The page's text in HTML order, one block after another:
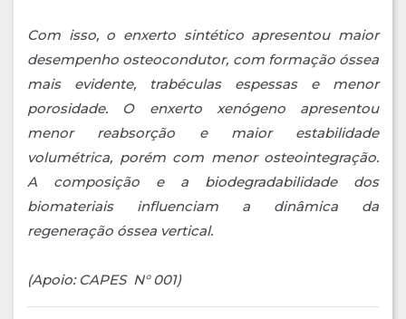
Com isso, o enxerto sintético apresentou maior
desempenho osteocondutor, com formação óssea
mais evidente, trabéculas espessas e menor
porosidade. O enxerto xenógeno apresentou
menor reabsorção e maior estabilidade
volumétrica, porém com menor osteointegração.
A composição e a biodegradabilidade dos
biomateriais influenciam a dinâmica da
regeneração óssea vertical.
(Apoio: CAPES N° 001)